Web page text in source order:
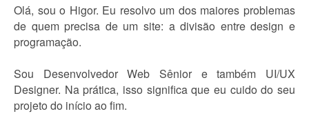
Olá, sou o Higor. Eu resolvo um dos maiores problemas
de quem precisa de um site: a divisão entre design e
programação.
Sou Desenvolvedor Web Sênior e também UI/UX
Designer. Na prática, isso significa que eu cuido do seu
projeto do início ao fim.